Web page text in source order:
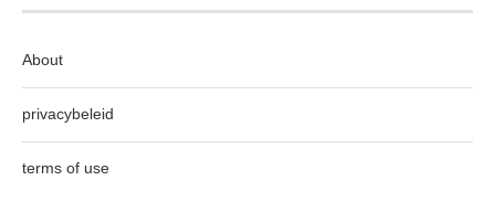
About
privacybeleid
terms of use